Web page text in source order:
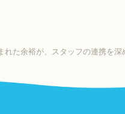
れた余裕が、スタッフの連携を